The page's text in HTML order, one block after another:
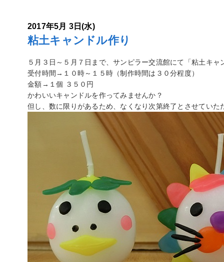
2017年5月 3日(水)
粘土キャンドル作り
５月３日～５月７日まで、サンピラー交流館にて「粘土キ
受付時間→１０時～１５時（制作時間は３０分程度）
金額→１個 ３５０円
かわいいキャンドルを作ってみませんか？
但し、数に限りがあるため、なくなり次第終了とさせていた